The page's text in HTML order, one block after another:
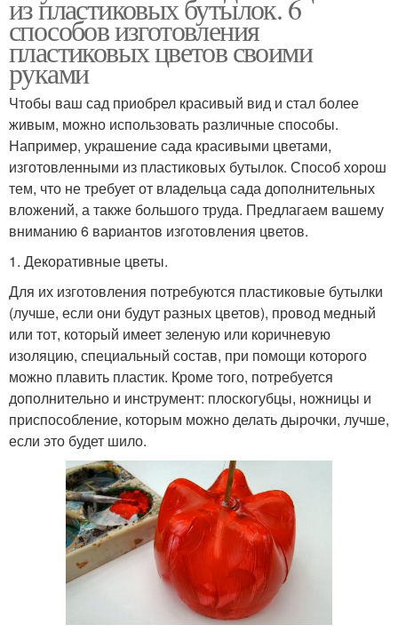
из пластиковых бутылок. 6
способов изготовления
пластиковых цветов своими
руками
Чтобы ваш сад приобрел красивый вид и стал более
живым, можно использовать различные способы.
Например, украшение сада красивыми цветами,
изготовленными из пластиковых бутылок. Способ хорош
тем, что не требует от владельца сада дополнительных
вложений, а также большого труда. Предлагаем вашему
вниманию 6 вариантов изготовления цветов.
1. Декоративные цветы.
Для их изготовления потребуются пластиковые бутылки
(лучше, если они будут разных цветов), провод медный
или тот, который имеет зеленую или коричневую
изоляцию, специальный состав, при помощи которого
можно плавить пластик. Кроме того, потребуется
дополнительно и инструмент: плоскогубцы, ножницы и
приспособление, которым можно делать дырочки, лучше,
если это будет шило.